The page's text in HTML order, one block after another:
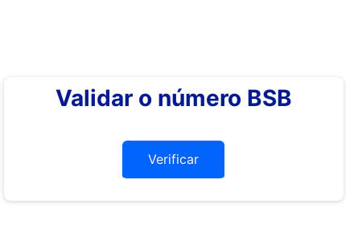
Validar o número BSB
Verificar